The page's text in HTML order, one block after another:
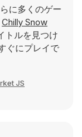
に多くのゲー
Chilly Snow
トルを見つけ
ぐにプレイで
JS